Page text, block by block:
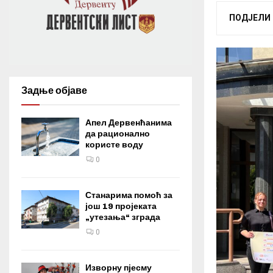
ПОДЈЕЛИ
Задње објаве
Апел Дервенћанима
да рационално
користе воду
0
Станарима помоћ за
још 19 пројеката
„утезања“ зграда
0
Изворну пјесму